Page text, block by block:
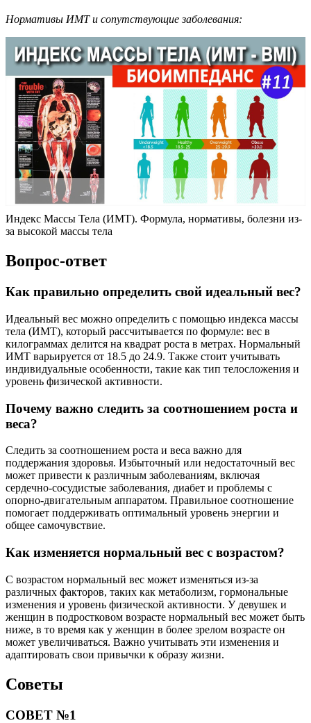
Нормативы ИМТ и сопутствующие заболевания:
Индекс Массы Тела (ИМТ). Формула, нормативы, болезни из-
за высокой массы тела
Вопрос-ответ
Как правильно определить свой идеальный вес?
Идеальный вес можно определить с помощью индекса массы
тела (ИМТ), который рассчитывается по формуле: вес в
килограммах делится на квадрат роста в метрах. Нормальный
ИМТ варьируется от 18.5 до 24.9. Также стоит учитывать
индивидуальные особенности, такие как тип телосложения и
уровень физической активности.
Почему важно следить за соотношением роста и
веса?
Следить за соотношением роста и веса важно для
поддержания здоровья. Избыточный или недостаточный вес
может привести к различным заболеваниям, включая
сердечно-сосудистые заболевания, диабет и проблемы с
опорно-двигательным аппаратом. Правильное соотношение
помогает поддерживать оптимальный уровень энергии и
общее самочувствие.
Как изменяется нормальный вес с возрастом?
С возрастом нормальный вес может изменяться из-за
различных факторов, таких как метаболизм, гормональные
изменения и уровень физической активности. У девушек и
женщин в подростковом возрасте нормальный вес может быть
ниже, в то время как у женщин в более зрелом возрасте он
может увеличиваться. Важно учитывать эти изменения и
адаптировать свои привычки к образу жизни.
Советы
СОВЕТ №1